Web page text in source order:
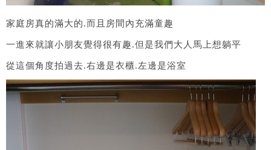
家庭房真的滿大的.而且房間內充滿童趣
一進來就讓小朋友覺得很有趣.但是我們大人馬上想躺平
從這個角度拍過去.右邊是衣櫃.左邊是浴室